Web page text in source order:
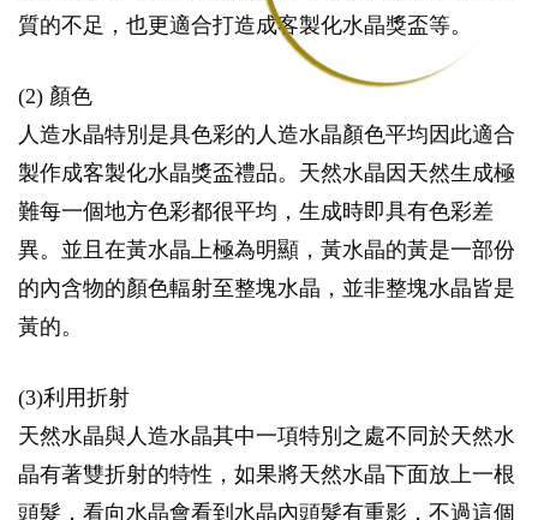
質的不足，也更適合打造成客製化水晶獎盃等。
(2) 顏色
人造水晶特別是具色彩的人造水晶顏色平均因此適合
製作成客製化水晶獎盃禮品。天然水晶因天然生成極
難每一個地方色彩都很平均，生成時即具有色彩差
異。並且在黃水晶上極為明顯，黃水晶的黃是一部份
的內含物的顏色輻射至整塊水晶，並非整塊水晶皆是
黃的。
(3)利用折射
天然水晶與人造水晶其中一項特別之處不同於天然水
晶有著雙折射的特性，如果將天然水晶下面放上一根
頭髮，看向水晶會看到水晶內頭髮有重影，不過這個